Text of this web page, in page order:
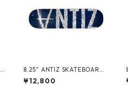
8.25" ANTIZ SKATEBOARD
S - "TEAM" BIG SCRIPT FU
LL NAVY -
¥12,800